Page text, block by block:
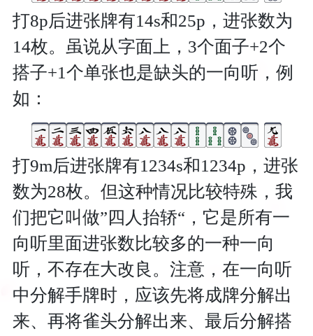
打8p后进张牌有14s和25p，进张数为
14枚。虽说从字面上，3个面子+2个
搭子+1个单张也是缺头的一向听，例
如：
打9m后进张牌有1234s和1234p，进张
数为28枚。但这种情况比较特殊，我
们把它叫做”四人抬轿“，它是所有一
向听里面进张数比较多的一种一向
听，不存在大改良。注意，在一向听
中分解手牌时，应该先将成牌分解出
来、再将雀头分解出来、最后分解搭